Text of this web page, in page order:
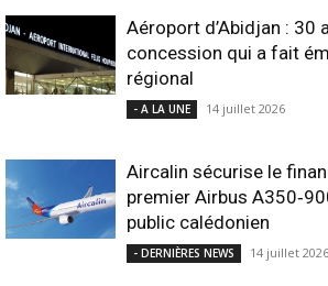
Aéroport d’Abidjan : 30
concession qui a fait
régional
- A LA UNE 14 juillet 2026
Aircalin sécurise le
premier Airbus
public calédonien
- DERNIÈRES NEWS 14 juillet 2026